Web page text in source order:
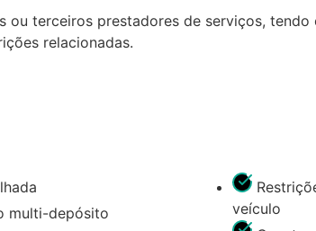
terceiros prestadores de serviços, tendo
relacionadas.
multi-depósito
veículo